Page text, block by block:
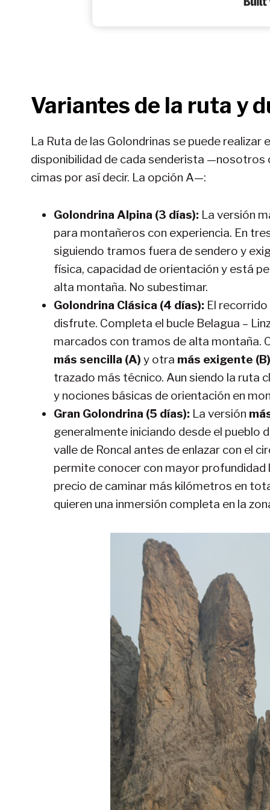
Variantes de la ruta y
La Ruta de las Golondrinas se puede realizar
disponibilidad de cada senderista
cimas por así decir. La opción A—:
Golondrina Alpina (3 días): La versión
para montañeros con experiencia. En
siguiendo tramos fuera de sendero y
física, capacidad de orientación y está
alta montaña. No subestimar.
Golondrina Clásica (4 días): El
disfrute. Completa el bucle Belagua –
marcados con tramos de alta montaña.
más sencilla (A) y otra más exigente (B)
trazado más técnico. Aun siendo la ruta
y nociones básicas de orientación en
Gran Golondrina (5 días): La versión
generalmente iniciando desde el pueblo
valle de Roncal antes de enlazar con el
permite conocer con mayor profundidad
precio de caminar más kilómetros en
quieren una inmersión completa en la